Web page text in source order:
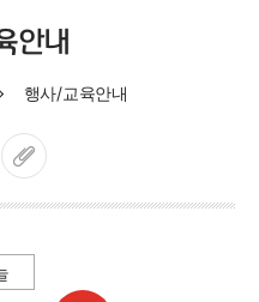
안내
행사/교육안내